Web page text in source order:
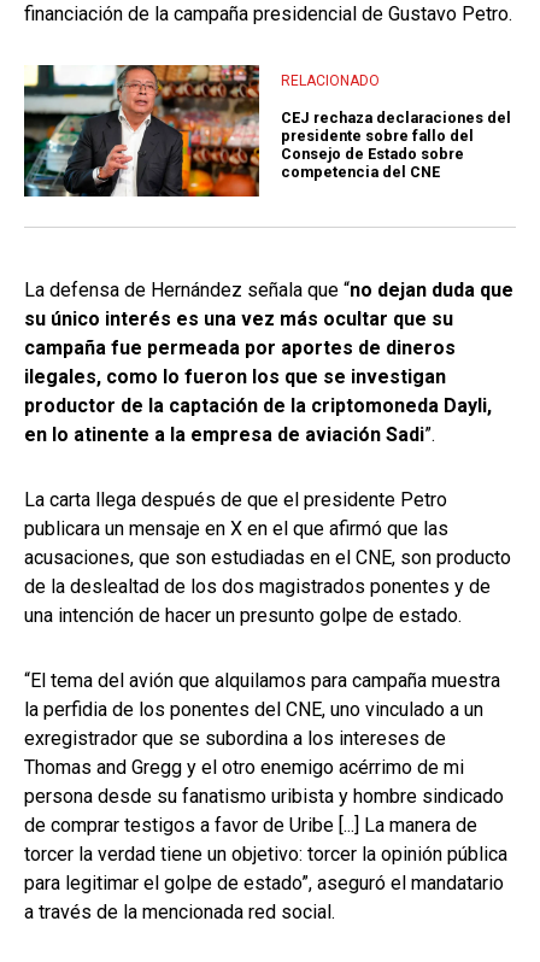
financiación de la campaña presidencial de Gustavo Petro.
RELACIONADO
CEJ rechaza declaraciones del
presidente sobre fallo del
Consejo de Estado sobre
competencia del CNE
La defensa de Hernández señala que “no dejan duda que
su único interés es una vez más ocultar que su
campaña fue permeada por aportes de dineros
ilegales, como lo fueron los que se investigan
productor de la captación de la criptomoneda Dayli,
en lo atinente a la empresa de aviación Sadi”.
La carta llega después de que el presidente Petro
publicara un mensaje en X en el que afirmó que las
acusaciones, que son estudiadas en el CNE, son producto
de la deslealtad de los dos magistrados ponentes y de
una intención de hacer un presunto golpe de estado.
“El tema del avión que alquilamos para campaña muestra
la perfidia de los ponentes del CNE, uno vinculado a un
exregistrador que se subordina a los intereses de
Thomas and Gregg y el otro enemigo acérrimo de mi
persona desde su fanatismo uribista y hombre sindicado
de comprar testigos a favor de Uribe [...] La manera de
torcer la verdad tiene un objetivo: torcer la opinión pública
para legitimar el golpe de estado”, aseguró el mandatario
a través de la mencionada red social.